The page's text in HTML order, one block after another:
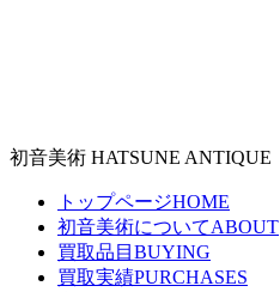
初音美術 HATSUNE ANTIQUE
トップページHOME
初音美術についてABOUT
買取品目 BUYING
買取実績PURCHASES